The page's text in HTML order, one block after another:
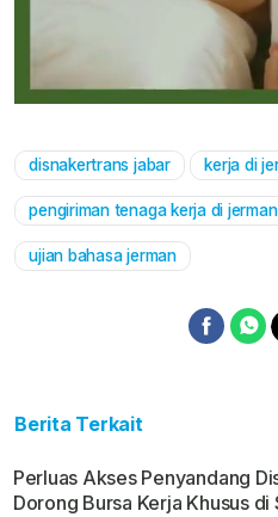
disnakertrans jabar kerja di
pengiriman tenaga kerja di jerman
ujian bahasa jerman
Berita Terkait
Perluas Akses Penyandang
Dorong Bursa Kerja Khusus di